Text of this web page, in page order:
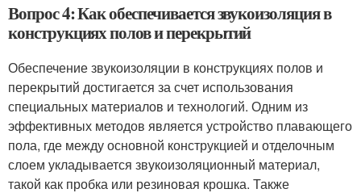
Вопрос 4: Как обеспечивается звукоизоляция в
конструкциях полов и перекрытий
Обеспечение звукоизоляции в конструкциях полов и
перекрытий достигается за счет использования
специальных материалов и технологий. Одним из
эффективных методов является устройство плавающего
пола, где между основной конструкцией и отделочным
слоем укладывается звукоизоляционный материал,
такой как пробка или резиновая крошка. Также